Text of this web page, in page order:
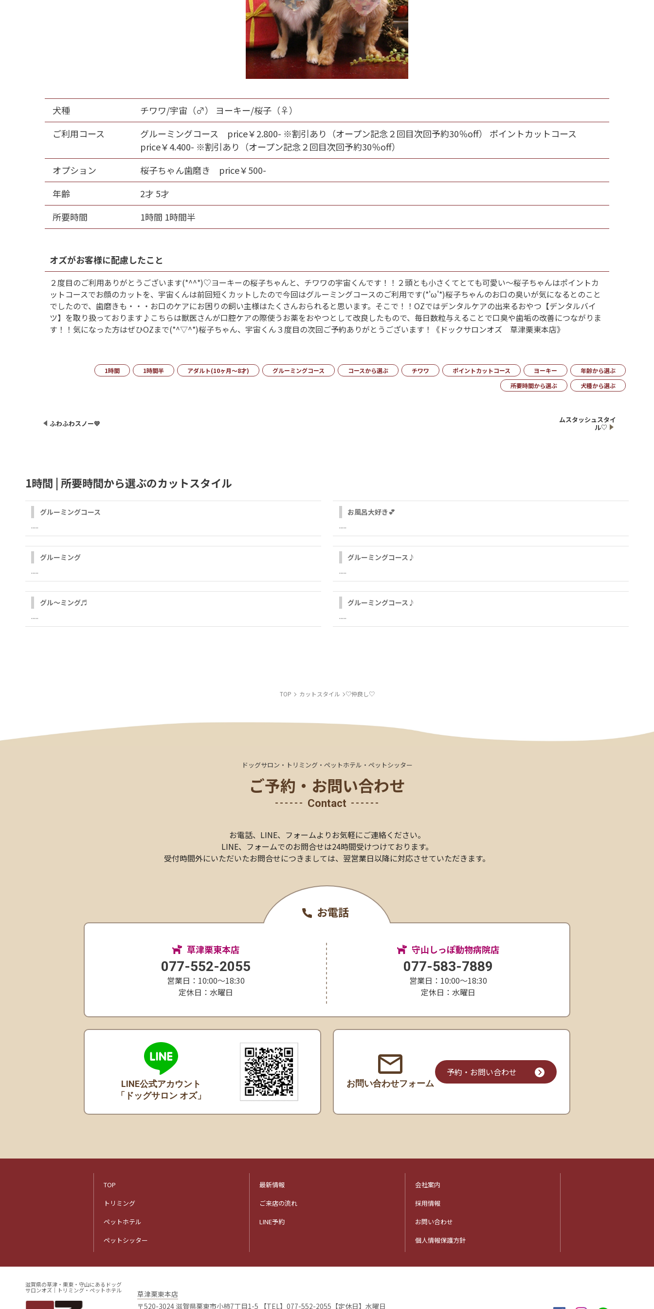
犬種
チワワ/宇宙（♂） ヨーキー/桜子（♀）
ご利用コース
グルーミングコース price￥2.800- ※割引あり（オープン記念２回目次回予約30％off） ポイントカットコース
price￥4.400- ※割引あり（オープン記念２回目次回予約30％off）
オプション
桜子ちゃん歯磨き price￥500-
年齢
2才 5才
所要時間
1時間 1時間半
オズがお客様に配慮したこと
２度目のご利用ありがとうございます(*^^*)♡ヨーキーの桜子ちゃんと、チワワの宇宙くんです！！２頭とも小さくてとても可愛い～桜子ちゃんはポイントカ
ットコースでお顔のカットを、宇宙くんは前回短くカットしたので今回はグルーミングコースのご利用です(*'ω'*)桜子ちゃんのお口の臭いが気になるとのこと
でしたので、歯磨きも・・・お口のケアにお困りの飼い主様はたくさんおられると思います。そこで！！OZではデンタルケアの出来るおやつ【デンタルバイ
ツ】を取り扱っております♪こちらは獣医さんが口腔ケアの際使うお薬をおやつとして改良したもので、毎日数粒与えることで口臭や歯垢の改善につながりま
す！！気になった方はぜひOZまで(*^▽^*)桜子ちゃん、宇宙くん３度目の次回ご予約ありがとうございます！《ドックサロンオズ 草津栗東本店》
1時間 1時間半 アダルト(10ヶ月～8才) グルーミングコース コースから選ぶ チワワ ポイントカットコース ヨーキー
年齢から選ぶ
所要時間から選ぶ
犬種から選ぶ
ふわふわスノー💛
ムスタッシュスタイ
ル♡
1時間 | 所要時間から選ぶのカットスタイル
グルーミングコース
.....
お風呂大好き💕
.....
グルーミング
.....
グルーミングコース♪
.....
グル～ミング♬
.....
グルーミングコース♪
.....
TOP カットスタイル ♡仲良し♡
ドッグサロン・トリミング・ペットホテル・ペットシッター
ご予約・お問い合わせ
Contact
お電話、LINE、 フォームよりお気軽にご連絡ください。
LINE、フォームでのお問合せは24時間受けつけております。
受付時間外にいただいたお問合せにつきましては、 翌営業日以降に対応させていただきます。
お電話
草津栗東本店
077-552-2055
営業日：10:00〜18:30
定休日：水曜日
守山しっぽ動物病院店
077-583-7889
営業日：10:00〜18:30
定休日：水曜日
LINE公式アカウント
「ドッグサロン オズ」
お問い合わせフォーム
予約・お問い合わせ
TOP
トリミング
ペットホテル
ペットシッター
最新情報
ご来店の流れ
LINE予約
会社案内
採用情報
お問い合わせ
個人情報保護方針
滋賀県の草津・栗東・守山にあるドッグ
サロンオズ｜トリミング・ペットホテル
草津栗東本店
〒520-3024 滋賀県栗東市小柿7丁目1-5
【TEL】077-552-2055 【定休日】水曜日